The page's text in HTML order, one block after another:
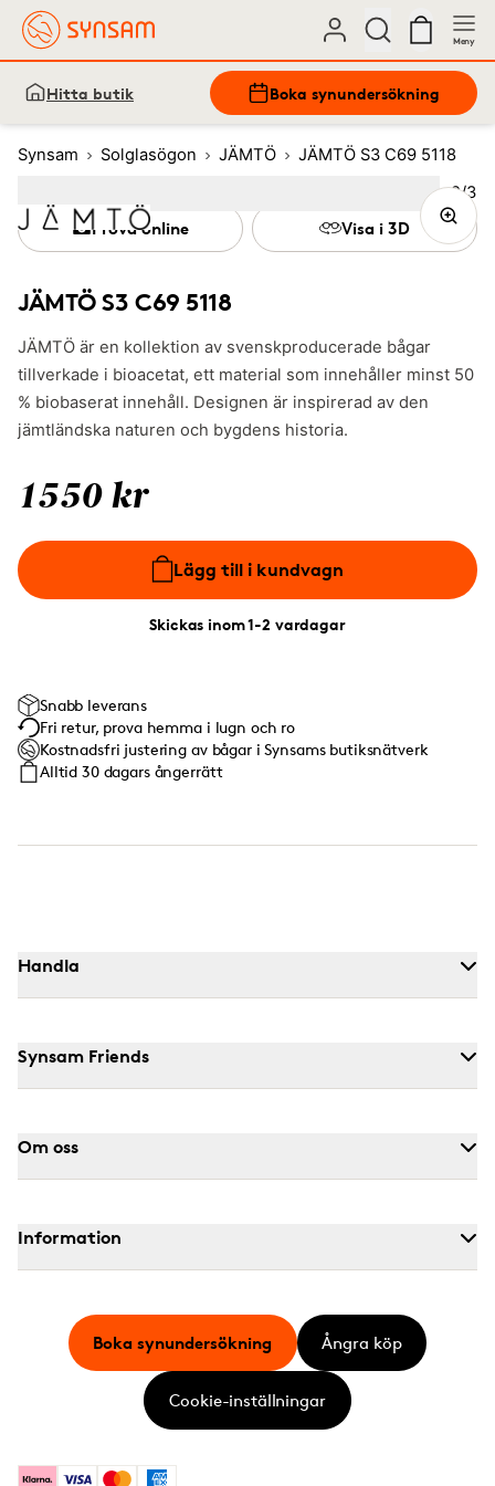
Meny
Hitta butik Boka synundersökning
Synsam Solglasögon JÄMTÖ JÄMTÖ S3 C69 5118
JÄMTÖ S3 C69 5118
JÄMTÖ är en kollektion av svenskproducerade bågar
tillverkade i bioacetat, ett material som innehåller minst 50
% biobaserat innehåll. Designen är inspirerad av den
jämtländska naturen och bygdens historia.
1550 kr
Lägg till i kundvagn
Skickas inom 1-2 vardagar
Prova online Visa i 3D
Snabb leverans
Fri retur, prova hemma i lugn och ro
Kostnadsfri justering av bågar i Synsams butiksnätverk
Alltid 30 dagars ångerrätt
Bild
2/3
Image1 3
Handla
Synsam Friends
Om oss
Information
KlarnaVisa MastercardAmerican Express
Boka synundersökning Ångra köp
Cookie-inställningar